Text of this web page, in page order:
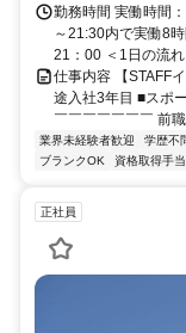
勤務時間 実働時間
～21:30内で実働8
21：00 ＜1日の流
仕事内容 【STAFF
途入社3年目 ■スポ
￣￣￣￣￣￣￣ 前
業界未経験者歓迎 学歴不
ブランクOK
資格取得手
正社員